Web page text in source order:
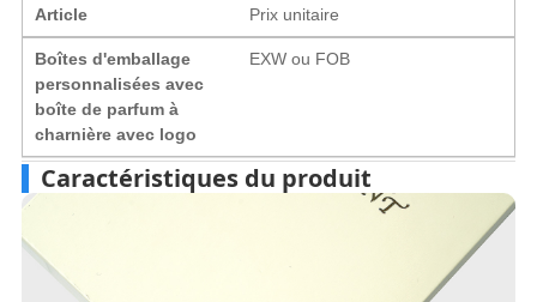
Article Prix ​​unitaire
Boîtes d'emballage
personnalisées avec
boîte de parfum à
charnière avec logo
EXW ou FOB
Caractéristiques du produit